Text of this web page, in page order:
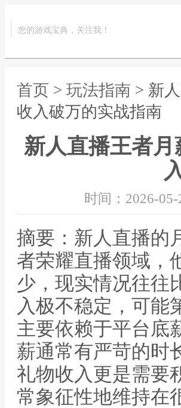
您的游戏宝典，关注我！
首页 > 玩法指南 > 新
收入破万的实战指南
新人直播王者
时间：2026-05-
摘要：新人直播的
者荣耀直播领域，
少，现实情况往往
入极不稳定，可能
主要依赖于平台底
薪通常有严苛的时
礼物收入更是需要
常象征性地维持在